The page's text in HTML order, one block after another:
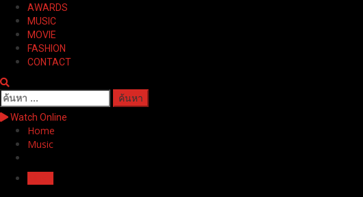
AWARDS
MUSIC
MOVIE
FASHION
CONTACT
ค้นหา
สำหรับ:
Watch Online
Home
Music